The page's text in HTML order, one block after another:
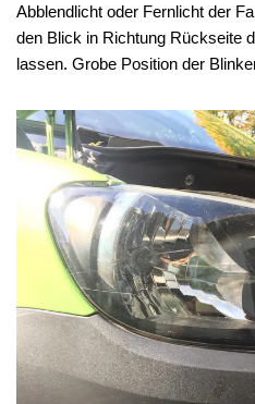
Abblendlicht oder Fernlicht der
den Blick in Richtung Rückseite
lassen. Grobe Position der